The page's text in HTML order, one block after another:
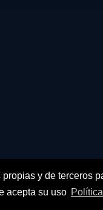
y de terceros
acepta su uso